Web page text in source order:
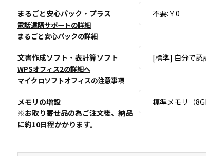
まるごと安心パック・プラス
電話遠隔サポートの詳細
まるごと安心パックの詳細
文書作成ソフト・表計算ソフト
WPSオフィス2の詳細へ
マイクロソフトオフィスの注意事項
メモリの増設
※お取り寄せ品の為ご注文後、納品
に約10日程かかります。